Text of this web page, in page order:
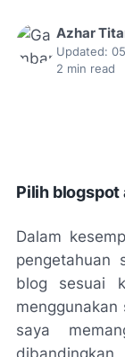
Azhar
Updated:
2 min read
Pilih blogspot
Dalam
pengetahuan
blog sesuai
menggunakan
saya